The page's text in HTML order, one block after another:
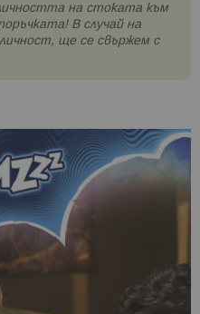
на стоката към
В случай на
ще се свържем с